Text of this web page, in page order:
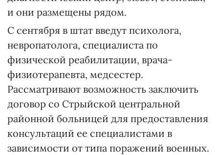
и они размещены рядом.
С сентября в штат введут психолога,
невропатолога, специалиста по
физической реабилитации, врача-
физиотерапевта, медсестер.
Рассматривают возможность заключить
договор со Стрыйской центральной
районной больницей для предоставления
консультаций ее специалистами в
зависимости от типа поражений военных.